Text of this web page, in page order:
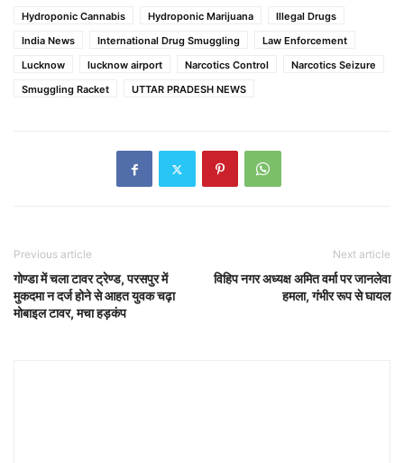
Hydroponic Cannabis
Hydroponic Marijuana
Illegal Drugs
India News
International Drug Smuggling
Law Enforcement
Lucknow
lucknow airport Narcotics Control
Narcotics Seizure
Smuggling Racket
UTTAR PRADESH NEWS
Previous article
गोण्डा में चला टावर ट्रेण्ड, परसपुर में
मुकदमा न दर्ज होने से आहत युवक चढ़ा
मोबाइल टावर, मचा हड़कंप
Next article
विहिप नगर अध्यक्ष अमित वर्मा पर जानलेवा
हमला, गंभीर रूप से घायल